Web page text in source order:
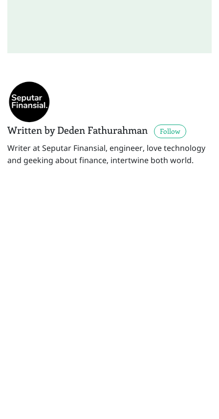
Written by Deden Fathurahman Follow
Writer at Seputar Finansial, engineer, love technology
and geeking about finance, intertwine both world.